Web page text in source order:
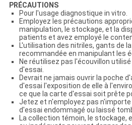
PRÉCAUTIONS
Pour l'usage diagnostique in vitro.
Employez les précautions
manipulation, le stockage, et la
patients et avez employé le
L'utilisation des nitriles, gants de
recommandée en manipulant les
Ne réutilisez pas l'écouvillon
d'essai.
Devrait ne jamais ouvrir la poche
d'essai l'exposition de elle à
ce que la carte d'essai soit prête
Jetez et n'employez pas
d'essai endommagé ou laissé
La collection témoin, le stockage,